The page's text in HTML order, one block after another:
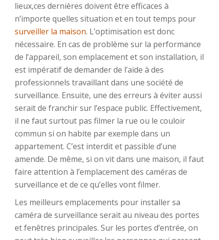
lieux,ces dernières doivent être efficaces à
n’importe quelles situation et en tout temps pour
surveiller la maison. L’optimisation est donc
nécessaire. En cas de problème sur la performance
de l’appareil, son emplacement et son installation, il
est impératif de demander de l’aide à des
professionnels travaillant dans une société de
surveillance. Ensuite, une des erreurs à éviter aussi
serait de franchir sur l’espace public. Effectivement,
il ne faut surtout pas filmer la rue ou le couloir
commun si on habite par exemple dans un
appartement. C’est interdit et passible d’une
amende. De même, si on vit dans une maison, il faut
faire attention à l’emplacement des caméras de
surveillance et de ce qu’elles vont filmer.
Les meilleurs emplacements pour installer sa
caméra de surveillance serait au niveau des portes
et fenêtres principales. Sur les portes d’entrée, on